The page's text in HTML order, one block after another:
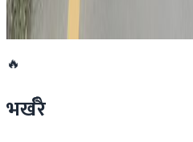
🔥
भर्खरै